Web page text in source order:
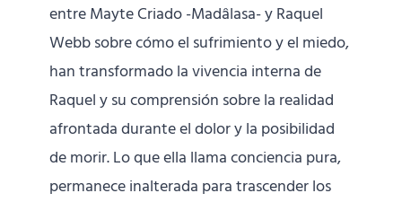
entre Mayte Criado -Madâlasa- y Raquel
Webb sobre cómo el sufrimiento y el miedo,
han transformado la vivencia interna de
Raquel y su comprensión sobre la realidad
afrontada durante el dolor y la posibilidad
de morir. Lo que ella llama conciencia pura,
permanece inalterada para trascender los